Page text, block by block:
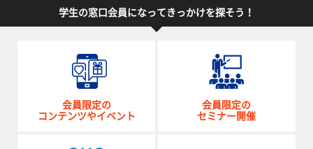
学生の窓口会員になってきっかけを探そう！
会員限定の
コンテンツやイベント
会員限定の
セミナー開催